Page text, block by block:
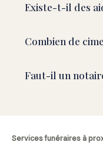
Existe-t-il des
Combien de
Faut-il un
Services funéraires à